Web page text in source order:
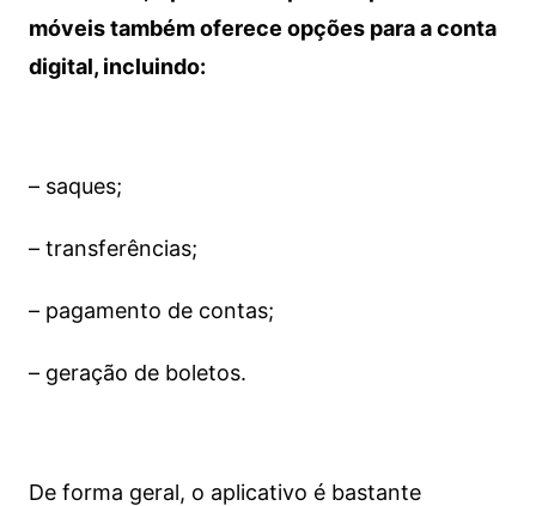
móveis também oferece opções para a conta
digital, incluindo:
– saques;
– transferências;
– pagamento de contas;
– geração de boletos.
De forma geral, o aplicativo é bastante